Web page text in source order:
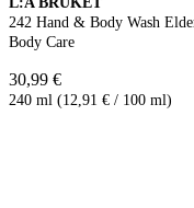
242 Hand & Body Wash
Body Care
30,99 €
240 ml (12,91 € / 100 ml)